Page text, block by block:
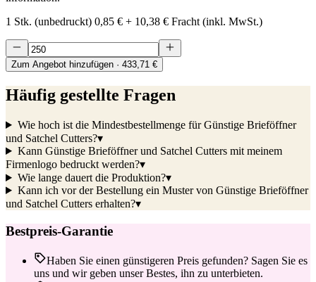
1 Stk. (unbedruckt) 0,85 € + 10,38 € Fracht (inkl. MwSt.)
Zum Angebot hinzufügen · 433,71 €
Häufig gestellte Fragen
Wie hoch ist die Mindestbestellmenge für Günstige Brieföffner
und Satchel Cutters?▾
Kann Günstige Brieföffner und Satchel Cutters mit meinem
Firmenlogo bedruckt werden?▾
Wie lange dauert die Produktion?▾
Kann ich vor der Bestellung ein Muster von Günstige Brieföffner
und Satchel Cutters erhalten?▾
Bestpreis-Garantie
Haben Sie einen günstigeren Preis gefunden? Sagen Sie es
uns und wir geben unser Bestes, ihn zu unterbieten.